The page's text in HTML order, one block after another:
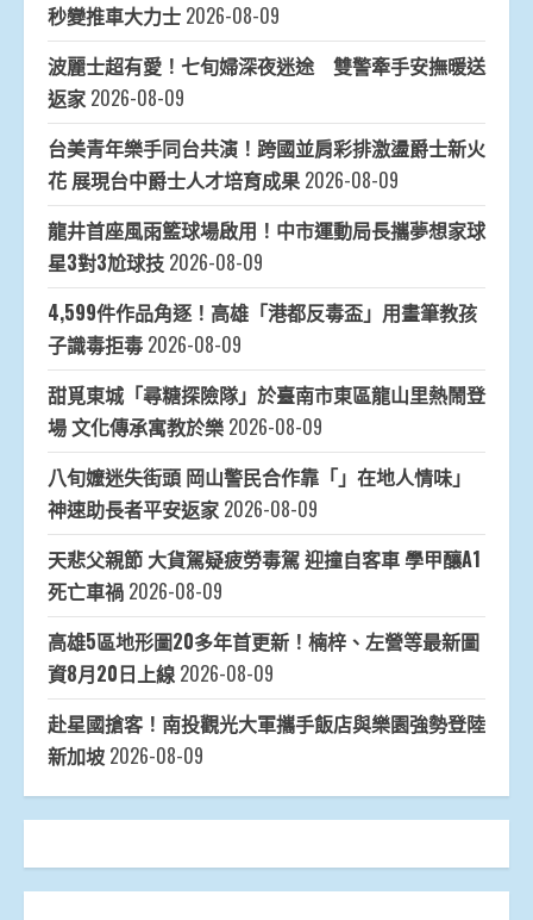
秒變推車大力士 2026-08-09
波麗士超有愛！七旬婦深夜迷途 雙警牽手安撫暖送
返家 2026-08-09
台美青年樂手同台共演！跨國並肩彩排激盪爵士新火
花 展現台中爵士人才培育成果 2026-08-09
龍井首座風雨籃球場啟用！中市運動局長攜夢想家球
星3對3尬球技 2026-08-09
4,599件作品角逐！高雄「港都反毒盃」用畫筆教孩
子識毒拒毒 2026-08-09
甜覓東城「尋糖探險隊」於臺南市東區龍山里熱鬧登
場 文化傳承寓教於樂 2026-08-09
八旬嬤迷失街頭 岡山警民合作靠「」在地人情味」
神速助長者平安返家 2026-08-09
天悲父親節 大貨駕疑疲勞毒駕 迎撞自客車 學甲釀A1
死亡車禍 2026-08-09
高雄5區地形圖20多年首更新！楠梓、左營等最新圖
資8月20日上線 2026-08-09
赴星國搶客！南投觀光大軍攜手飯店與樂園強勢登陸
新加坡 2026-08-09